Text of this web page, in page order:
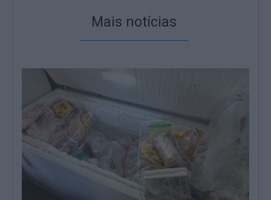
Mais notícias